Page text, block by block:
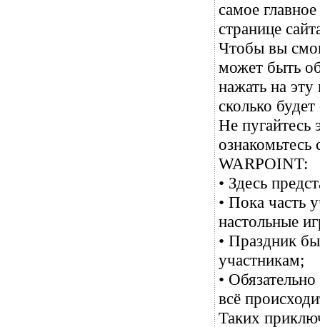
самое
странице
Чтобы вы
может быть
нажать на
сколько
Не пугайтесь
ознакомьтесь
WARPOINT:
• Здесь
• Пока часть
настольные
• Праздник
участникам;
•
всё
Таких